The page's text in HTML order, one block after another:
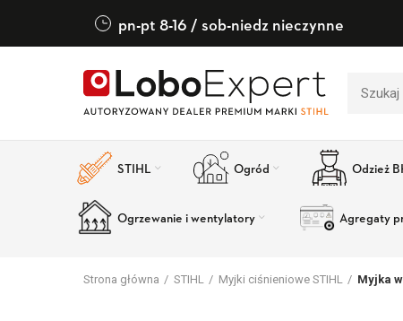
pn-pt 8-16 / sob-niedz nieczynne
STIHL Ogród Odzież
Ogrzewanie i wentylatory Agregaty
Strona główna STIHL Myjki ciśnieniowe STIHL Myjka